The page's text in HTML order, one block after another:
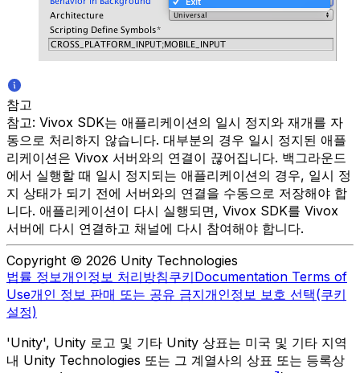
참고
참고: Vivox SDK는 애플리케이션의 일시 정지와 재개를 자
동으로 처리하지 않습니다. 대부분의 경우 일시 정지된 애플
리케이션은 Vivox 서버와의 연결이 끊어집니다. 백그라운드
에서 실행할 때 일시 정지되는 애플리케이션의 경우, 일시 정
지 상태가 되기 전에 서버와의 연결을 수동으로 저장해야 합
니다. 애플리케이션이 다시 실행되면, Vivox SDK를 Vivox
서버에 다시 연결하고 채널에 다시 참여해야 합니다.
Copyright © 2026 Unity Technologies
법률 정보개인정보 처리방침쿠키Documentation Terms of
Use개인 정보 판매 또는 공유 금지개인정보 보호 선택(쿠키
설정)
'Unity', Unity 로고 및 기타 Unity 상표는 미국 및 기타 지역
내 Unity Technologies 또는 그 계열사의 상표 또는 등록상